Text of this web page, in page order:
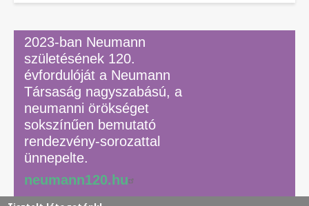
2023-ban Neumann
születésének 120.
évfordulóját a Neumann
Társaság nagyszabású, a
neumanni örökséget
sokszínűen bemutató
rendezvény-sorozattal
ünnepelte.
neumann120.hu